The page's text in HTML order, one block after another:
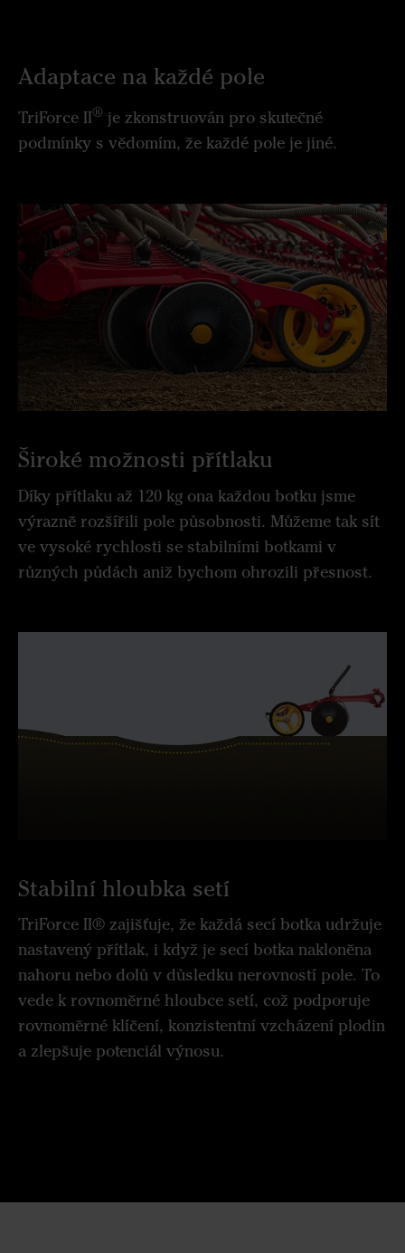
Adaptace na každé pole
TriForce II® je zkonstruován pro skutečné
podmínky s vědomím, že každé pole je jiné.
Široké možnosti přítlaku
Díky přítlaku až 120 kg ona každou botku jsme
výrazně rozšířili pole působnosti. Můžeme tak sít
ve vysoké rychlosti se stabilními botkami v
různých půdách aniž bychom ohrozili přesnost.
Stabilní hloubka setí
TriForce II® zajišťuje, že každá secí botka udržuje
nastavený přítlak, i když je secí botka nakloněna
nahoru nebo dolů v důsledku nerovností pole. To
vede k rovnoměrné hloubce setí, což podporuje
rovnoměrné klíčení, konzistentní vzcházení plodin
a zlepšuje potenciál výnosu.